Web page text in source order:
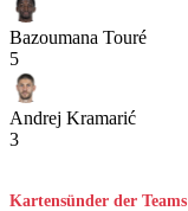
Bazoumana Touré
5
Andrej Kramarić
3
Kartensünder der Teams